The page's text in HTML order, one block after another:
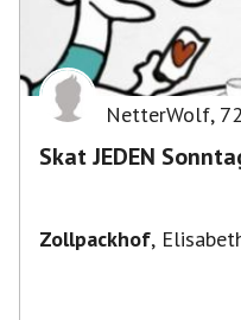
NetterWolf, 72
Skat JEDEN
Zollpackhof,